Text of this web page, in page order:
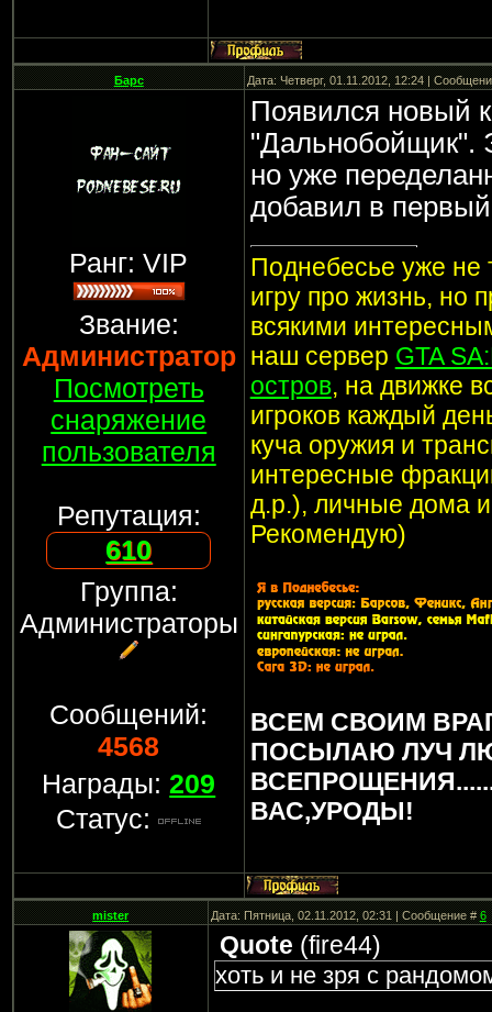
Барс Дата: Четверг, 01.11.2012, 12:24 |
Ранг: VIP
Звание:
Администратор
Посмотреть
снаряжение
пользователя
Репутация:
610
Группа:
Администраторы
Сообщений:
4568
Награды:209
Статус:
Появился новый
"Дальнобойщик".
но уже
добавил в
Поднебесье уже не
игру про жизнь, но
всякими
наш сервер GTA
остров, на движке
игроков каждый
куча оружия и
интересные
д.р.), личные дома
Рекомендую)
ВСЕМ СВОИМ
ПОСЫЛАЮ ЛУЧ
ВАС,УРОДЫ!
mister Дата: Пятница, 02.11.2012, 02:31 | Сообщение #6
Quote (fire44)
хоть и не зря с